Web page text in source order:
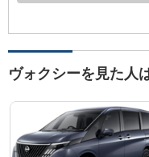
ヴォクシーを見た人